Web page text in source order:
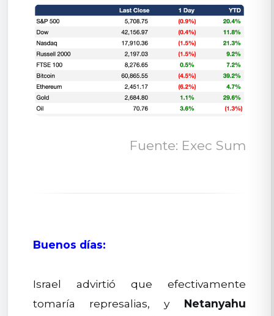
Fuente: Exec Sum
Buenos días:
Israel advirtió que efectivamente
tomaría represalias, y Netanyahu